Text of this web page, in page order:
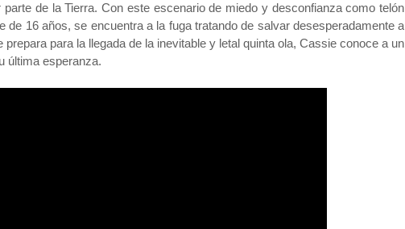
de la Tierra. Con este escenario de miedo y desconfianza como telón
de 16 años, se encuentra a la fuga tratando de salvar desesperadamente a
para la llegada de la inevitable y letal quinta ola, Cassie conoce a un
última esperanza.